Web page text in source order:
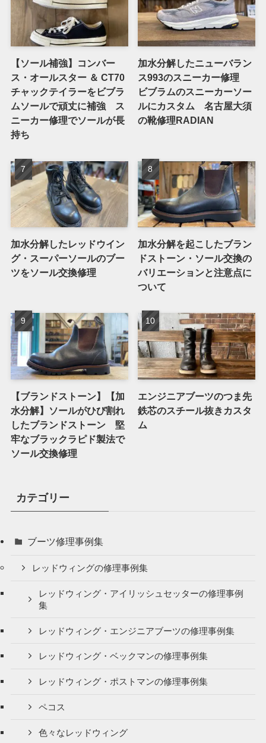
【ソール補強】コンバー
ス・オールスター ＆ CT70
チャックテイラーをビブラ
ムソールで頑丈に補強 ス
ニーカー修理でソールが長
持ち
加水分解したニューバラン
ス993のスニーカー修理
ビブラムのスニーカーソー
ルにカスタム 名古屋大須
の靴修理RADIAN
加水分解したレッドウイン
グ・スーパーソールのブー
ツをソール交換修理
加水分解を起こしたブラン
ドストーン・ソール交換の
バリエーションと注意点に
ついて
【ブランドストーン】【加
水分解】ソールがひび割れ
したブランドストーン 堅
牢なブラックラピド製法で
ソール交換修理
エンジニアブーツのつま先
鉄芯のスチール抜きカスタ
ム
カテゴリー
ブーツ修理事例集
レッドウィングの修理事例集
レッドウィング・アイリッシュセッターの修理事例
集
レッドウィング・エンジニアブーツの修理事例集
レッドウィング・ベックマンの修理事例集
レッドウィング・ポストマンの修理事例集
ペコス
色々なレッドウィング